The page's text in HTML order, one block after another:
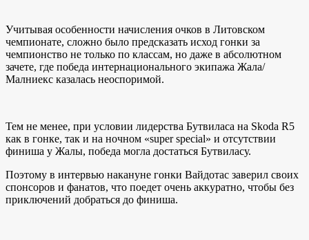
Учитывая особенности начисления очков в Литовском
чемпионате, сложно было предсказать исход гонки за
чемпионство не только по классам, но даже в абсолютном
зачете, где победа интернационального экипажа Жала/
Малниекс казалась неоспоримой.
Тем не менее, при условии лидерства Бутвиласа на Skoda R5
как в гонке, так и на ночном «super special» и отсутствии
финиша у Жалы, победа могла достаться Бутвиласу.
Поэтому в интервью накануне гонки Вайдотас заверил своих
спонсоров и фанатов, что поедет очень аккуратно, чтобы без
приключений добраться до финиша.